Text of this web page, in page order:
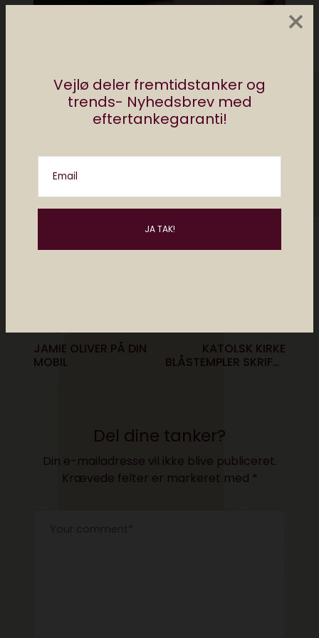
Vejlø deler fremtidstanker og
trends- Nyhedsbrev med
eftertankegaranti!
Email
×
Styr på dine noter- digitalt eller
JAMIE OLIVER PÅ DIN
MOBIL
KATOLSK KIRKE
BLÅSTEMPLER SKRIFTE
Del dine tanker?
Din e-mailadresse vil ikke blive publiceret.
Krævede felter er markeret med *